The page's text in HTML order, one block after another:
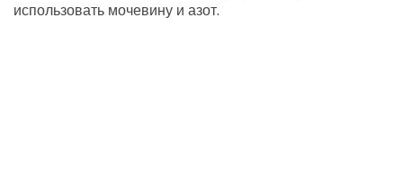
использовать мочевину и азот.